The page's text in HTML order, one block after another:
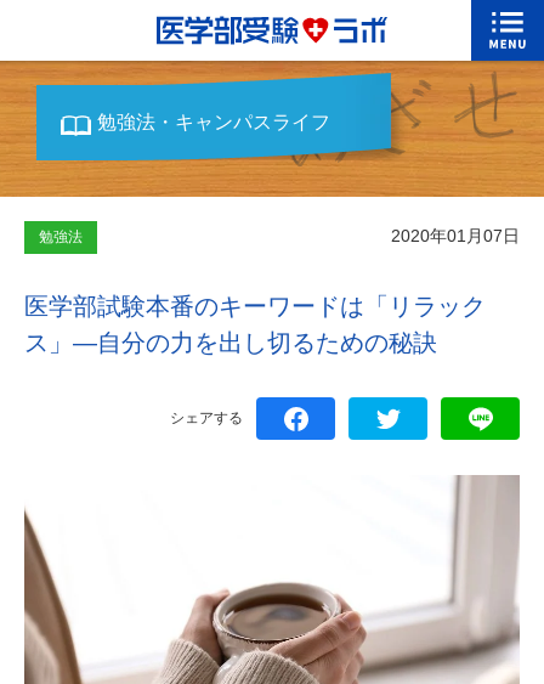
勉強法・キャンパスライフ
勉強法 2020年01月07日
医学部試験本番のキーワードは「リラック
ス」―自分の力を出し切るための秘訣
シェアする